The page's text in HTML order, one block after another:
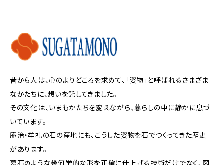
昔から人は、心のよりどころを求めて、「姿物」と呼ばれるさまざま
なかたちに、想いを託してきました。
その文化は、いまもかたちを変えながら、暮らしの中に静かに息づ
いています。
庵治・牟礼の石の産地にも、こうした姿物を石でつくってきた歴史
があります。
墓石のような幾何学的な形を正確に仕上げる技術だけでなく、図